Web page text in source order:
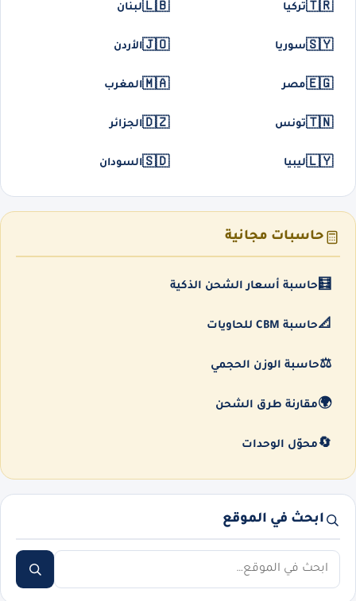
🇹🇷تركيا 🇱🇧لبنان
🇸🇾سوريا 🇯🇴الأردن
🇪🇬مصر 🇲🇦المغرب
🇹🇳تونس 🇩🇿الجزائر
🇱🇾ليبيا 🇸🇩السودان
حاسبات مجانية
🧮 حاسبة أسعار الشحن الذكية
📐حاسبة CBM للحاويات
⚖️حاسبة الوزن الحجمي
🌍مقارنة طرق الشحن
🔄 محوّل الوحدات
ابحث في الموقع
ابحث